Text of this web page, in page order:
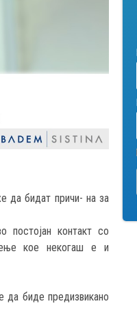
да бидат причи- на за
постојан контакт со
кое некогаш е и
биде предизвикано